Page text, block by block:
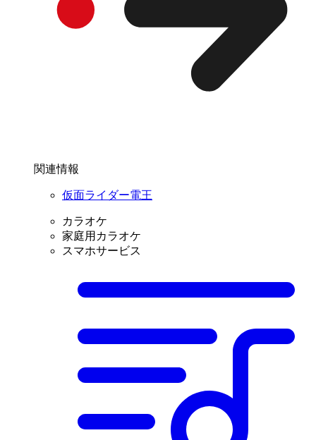
関連情報
仮面ライダー電王
カラオケ
家庭用カラオケ
スマホサービス